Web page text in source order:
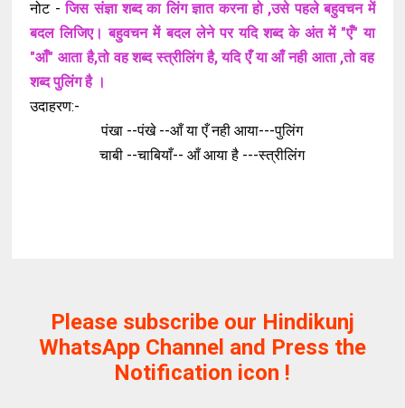
नोट -जिस संज्ञा शब्द का लिंग ज्ञात करना हो,उसे पहले बहुवचन में
बदल लिजिए। बहुवचन में बदल लेने पर यदि शब्द के अंत में"एँ"या
"आँ"आता है,तो वह शब्द स्त्रीलिंग है,यदि एँ या आँ नही आता,तो वह
शब्द पुलिंग है ।
उदाहरण:-
पंखा --पंखे --आँ या एँ नही आया---पुलिंग
चाबी --चाबियाँ-- आँ आया है ---स्त्रीलिंग
Please subscribe our Hindikunj
WhatsApp Channel and Press the
Notification icon !